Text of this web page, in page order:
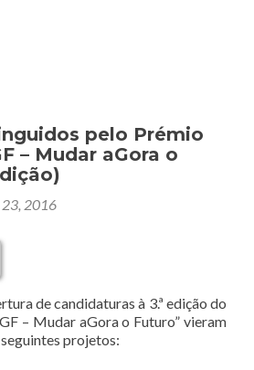
pelo Prémio
– Mudar aGora o
23, 2016
de candidaturas à 3.ª edição do
– Mudar aGora o Futuro” vieram
projetos: